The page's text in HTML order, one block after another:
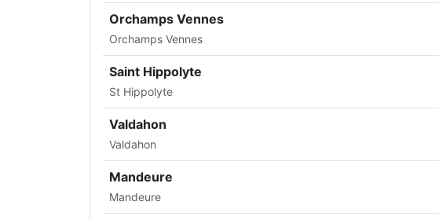
Orchamps Vennes
Orchamps Vennes
Saint Hippolyte
St Hippolyte
Valdahon
Valdahon
Mandeure
Mandeure